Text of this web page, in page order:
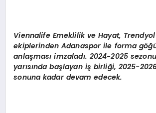
Viennalife Emeklilik ve Hayat, Trendyol
ekiplerinden Adanaspor ile forma
anlaşması imzaladı. 2024-2025
yarısında başlayan iş birliği, 2025-
sonuna kadar devam edecek.